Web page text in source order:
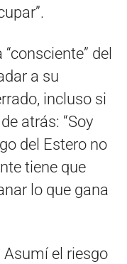
del
a su
incluso si
atrás: “Soy
del Estero no
tiene que
lo que gana
Asumí el riesgo